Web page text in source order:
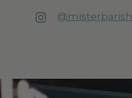
@misterbarish